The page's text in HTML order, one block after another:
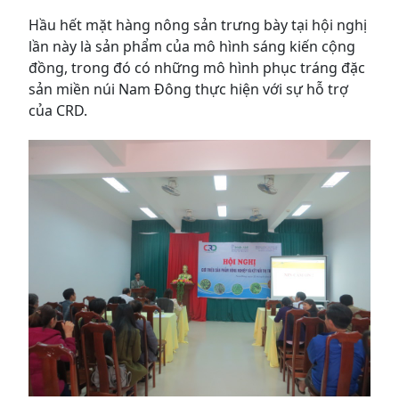
Hầu hết mặt hàng nông sản trưng bày tại hội nghị
lần này là sản phẩm của mô hình sáng kiến cộng
đồng, trong đó có những mô hình phục tráng đặc
sản miền núi Nam Đông thực hiện với sự hỗ trợ
của CRD.